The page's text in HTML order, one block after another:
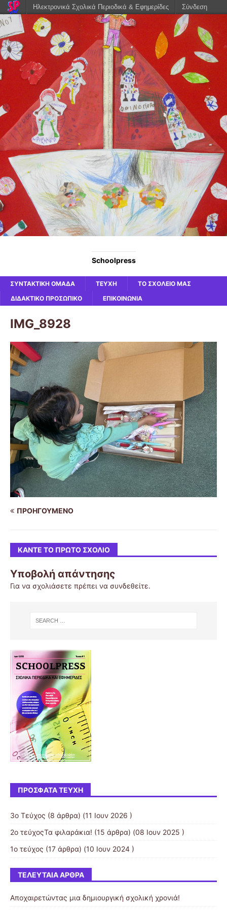
Schoolpress
ΣΥΝΤΑΚΤΙΚΗ ΟΜΑΔΑ ΤΕΥΧΗ
ΤΟ ΣΧΟΛΕΙΟ ΜΑΣ
ΔΙΔΑΚΤΙΚΟ ΠΡΟΣΩΠΙΚΟ
ΕΠΙΚΟΙΝΩΝΙΑ
IMG_8928
ΠΡΟΗΓΟΎΜΕΝΟ
ΚΆΝΤΕ ΤΟ ΠΡΏΤΟ ΣΧΌΛΙΟ
Υποβολή απάντησης
Για να σχολιάσετε πρέπει να συνδεθείτε.
ΠΡΌΣΦΑΤΑ ΤΕΎΧΗ
3ο Τεύχος (8 άρθρα) (11 Ιουν 2026 )
2ο τεύχοςΤα φιλαράκια! (15 άρθρα) (08 Ιουν 2025 )
1ο τεύχος (17 άρθρα) (10 Ιουν 2024 )
ΤΕΛΕΥΤΑΊΑ ΆΡΘΡΑ
Αποχαιρετώντας μια δημιουργική σχολική χρονιά!
Ηλεκτρονικά Σχολικά Περιοδικά & Εφημερίδες Σύνδεση